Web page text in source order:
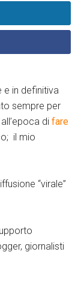
in definitiva
sempre per
difare
il mio
“virale”
giornalisti